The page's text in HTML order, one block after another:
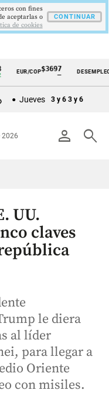
COP$3697
—
DESEMPLEO9,9
▼
Jueves 3 y 6 3 y 6
person search
2026
UU.
claves
le diera
al líder
para llegar a
Oriente
con misiles.
con fines
aceptarlas o
de cookies
CONTINUAR